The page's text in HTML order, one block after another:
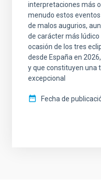
interpretaciones más
menudo estos
de malos augurios,
de carácter más
ocasión de los tres
desde España en
y que constituyen una
excepcional
Fecha de